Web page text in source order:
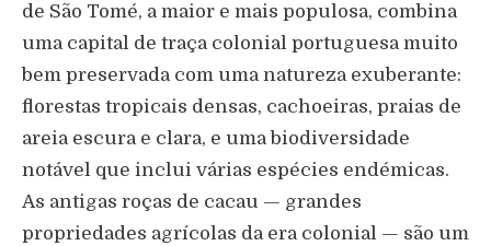
de São Tomé, a maior e mais populosa, combina
uma capital de traça colonial portuguesa muito
bem preservada com uma natureza exuberante:
florestas tropicais densas, cachoeiras, praias de
areia escura e clara, e uma biodiversidade
notável que inclui várias espécies endémicas.
As antigas roças de cacau — grandes
propriedades agrícolas da era colonial — são um